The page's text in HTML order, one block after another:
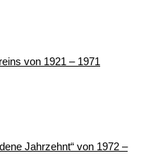
von 1921 – 1971
Jahrzehnt“ von 1972 –